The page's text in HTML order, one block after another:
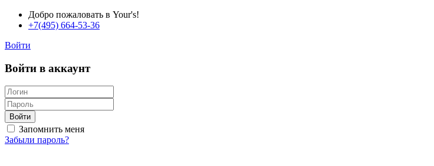
Добро пожаловать в Your's!
+7(495) 664-53-36
Войти
Войти в аккаунт
Войти
Запомнить меня
Забыли пароль?